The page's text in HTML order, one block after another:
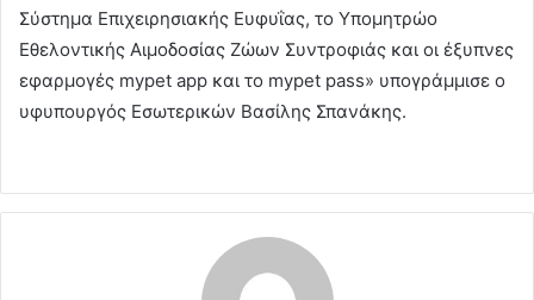
Σύστημα Επιχειρησιακής Ευφυΐας, το Υπομητρώο
Εθελοντικής Αιμοδοσίας Ζώων Συντροφιάς και οι έξυπνες
εφαρμογές mypet app και το mypet pass» υπογράμμισε ο
υφυπουργός Εσωτερικών Βασίλης Σπανάκης.